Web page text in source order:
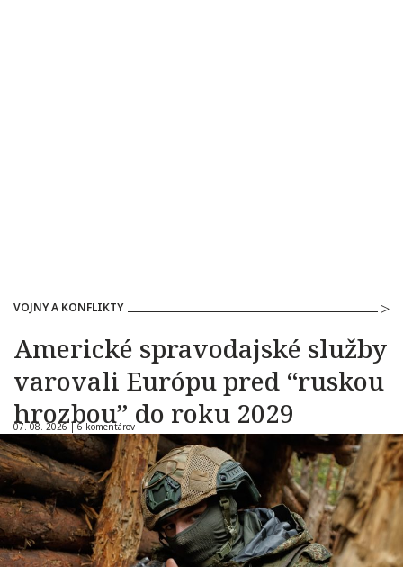
VOJNY A KONFLIKTY
Americké spravodajské služby
varovali Európu pred “ruskou
hrozbou” do roku 2029
07. 08. 2026 |6 komentárov